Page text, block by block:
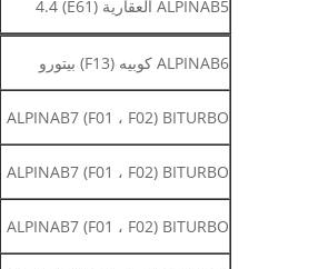
ALPINAB5 العقارية (E61) 4.4
ALPINAB6 كوبيه (F13) بيتورو
ALPINAB7 (F01 ، F02) BITURBO
ALPINAB7 (F01 ، F02) BITURBO
ALPINAB7 (F01 ، F02) BITURBO